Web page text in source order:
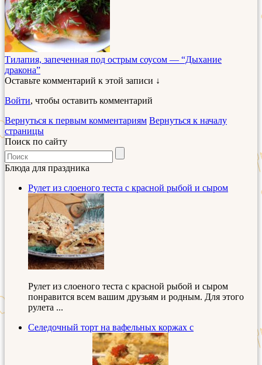
Тилапия, запеченная под острым соусом — “Дыхание
дракона”
Оставьте комментарий к этой записи ↓
Войти, чтобы оставить комментарий
Вернуться к первым комментариям Вернуться к началу
страницы
Поиск по сайту
Блюда для праздника
Рулет из слоеного теста с красной рыбой и сыром
Рулет из слоеного теста с красной рыбой и сыром
понравится всем вашим друзьям и родным. Для этого
рулета ...
Селедочный торт на вафельных коржах с